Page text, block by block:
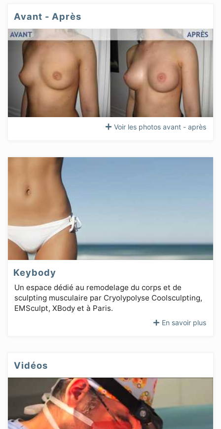
Avant - Après
Voir les photos avant - après
Keybody
Un espace dédié au remodelage du corps et de
sculpting musculaire par Cryolypolyse Coolsculpting,
EMSculpt, XBody et à Paris.
En savoir plus
Vidéos